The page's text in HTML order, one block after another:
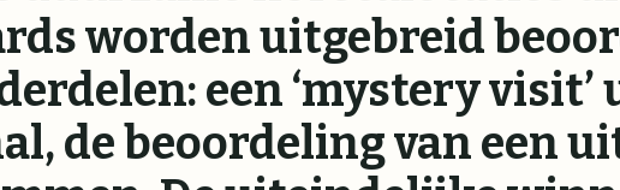
worden uitgebreid
een ‘mystery visit’
de beoordeling van een